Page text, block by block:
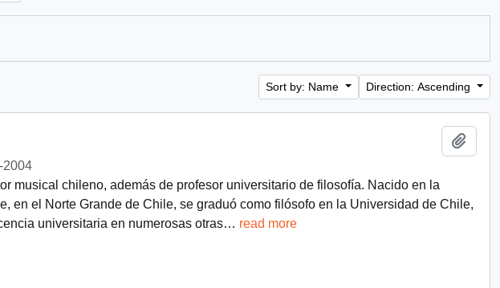
Sort by: Name Direction: Ascending
2004
musical chileno, además de profesor universitario de filosofía. Nacido en la
en el Norte Grande de Chile, se graduó como filósofo en la Universidad de Chile,
universitaria en numerosas otras… read more